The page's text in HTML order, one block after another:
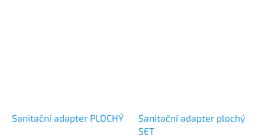
Sanitační adapter PLOCHÝ
Sanitační adapter plochý
SET